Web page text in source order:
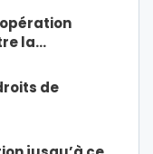
la…
de